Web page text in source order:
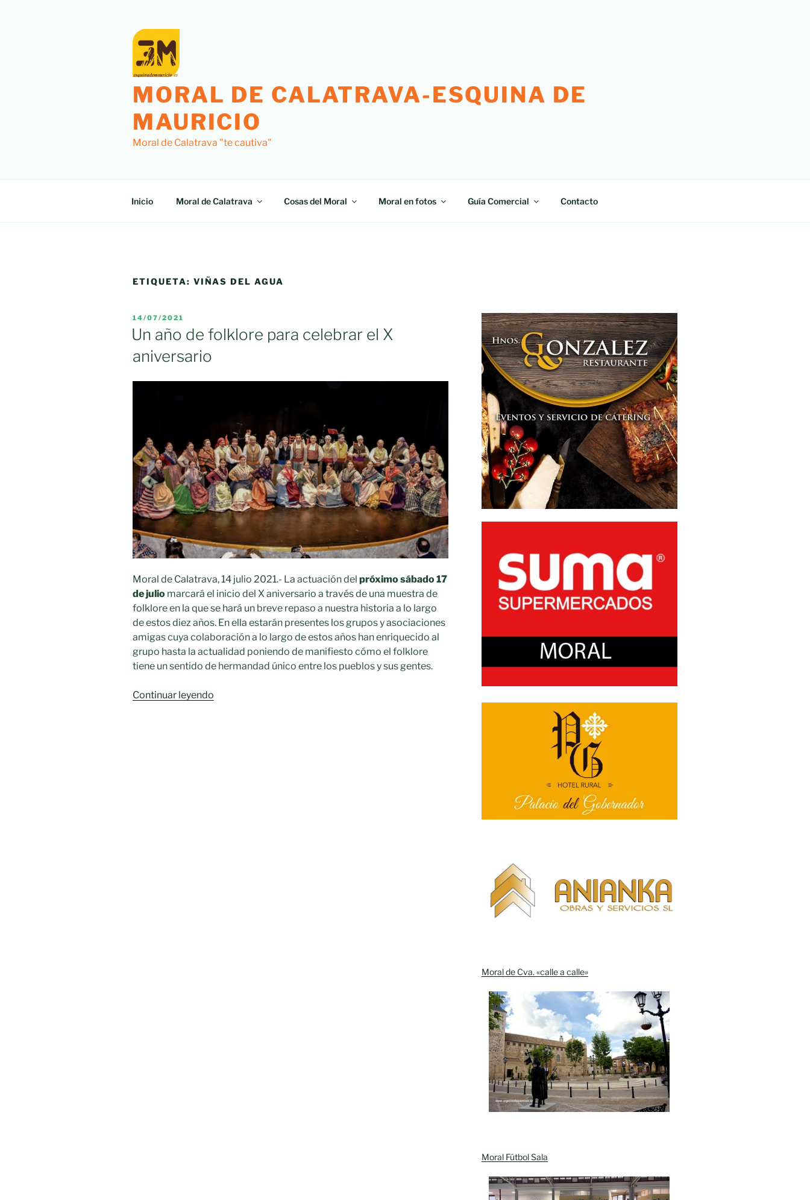
MORAL DE CALATRAVA-ESQUINA DE
MAURICIO
Moral de Calatrava "te cautiva"
Inicio Moral de Calatrava Cosas del Moral Moral en fotos Guía Comercial Contacto
ETIQUETA: VIÑAS DEL AGUA
PUBLICADO
EL
14/07/2021
Un año de folklore para celebrar el X
aniversario
Moral de Calatrava, 14 julio 2021.- La actuación del próximo sábado 17
de julio marcará el inicio del X aniversario a través de una muestra de
folklore en la que se hará un breve repaso a nuestra historia a lo largo
de estos diez años. En ella estarán presentes los grupos y asociaciones
amigas cuya colaboración a lo largo de estos años han enriquecido al
grupo hasta la actualidad poniendo de manifiesto cómo el folklore
tiene un sentido de hermandad único entre los pueblos y sus gentes.
Continuar leyendo
Moral de Cva. «calle a calle»
Moral Fútbol Sala